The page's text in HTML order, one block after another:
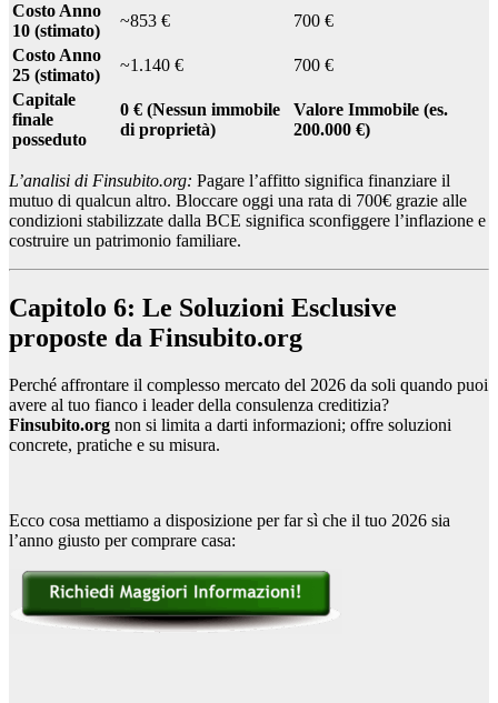
Costo Anno
10 (stimato)
~853 €
700 €
Costo Anno
25 (stimato)
~1.140 €
700 €
Capitale
finale
posseduto
0 € (Nessun immobile
di proprietà)
Valore Immobile (es.
200.000 €)
L’analisi di Finsubito.org: Pagare l’affitto significa finanziare il
mutuo di qualcun altro. Bloccare oggi una rata di 700€ grazie alle
condizioni stabilizzate dalla BCE significa sconfiggere l’inflazione e
costruire un patrimonio familiare.
Capitolo 6: Le Soluzioni Esclusive
proposte da Finsubito.org
Perché affrontare il complesso mercato del 2026 da soli quando puoi
avere al tuo fianco i leader della consulenza creditizia?
Finsubito.org non si limita a darti informazioni; offre soluzioni
concrete, pratiche e su misura.
Ecco cosa mettiamo a disposizione per far sì che il tuo 2026 sia
l’anno giusto per comprare casa: